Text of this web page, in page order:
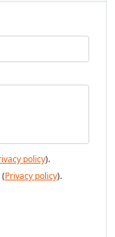
policy).
Privacy policy).